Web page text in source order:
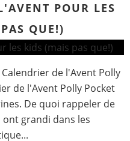
POUR LES
QUE!)
de l'Avent Polly
de l'Avent Polly Pocket
De quoi rappeler de
grandi dans les